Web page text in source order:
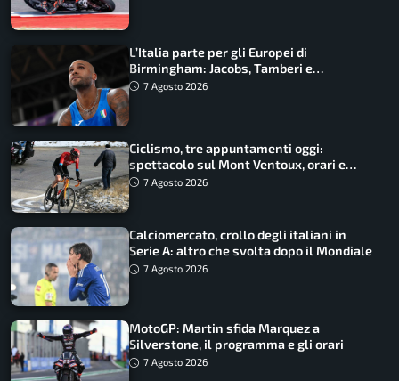
L’Italia parte per gli Europei di
Birmingham: Jacobs, Tamberi e
Battocletti guidano una spedizione
7 Agosto 2026
Ciclismo, tre appuntamenti oggi:
spettacolo sul Mont Ventoux, orari e
come vederli
7 Agosto 2026
Calciomercato, crollo degli italiani in
Serie A: altro che svolta dopo il Mondiale
7 Agosto 2026
MotoGP: Martin sfida Marquez a
Silverstone, il programma e gli orari
7 Agosto 2026